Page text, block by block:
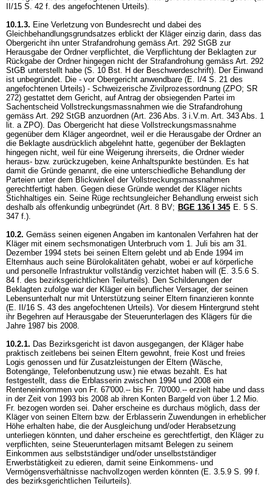
II/15 S. 42 f. des angefochtenen Urteils).
10.1.3. Eine Verletzung von Bundesrecht und dabei des
Gleichbehandlungsgrundsatzes erblickt der Kläger einzig darin, dass das
Obergericht ihn unter Strafandrohung gemäss Art. 292 StGB zur
Herausgabe der Ordner verpflichtet, die Verpflichtung der Beklagten zur
Rückgabe der Ordner hingegen nicht der Strafandrohung gemäss Art. 292
StGB unterstellt habe (S. 10 Bst. H der Beschwerdeschrift). Der Einwand
ist unbegründet. Die - vor Obergericht anwendbare (E. I/4 S. 21 des
angefochtenen Urteils) - Schweizerische Zivilprozessordnung (ZPO; SR
272) gestattet dem Gericht, auf Antrag der obsiegenden Partei im
Sachentscheid Vollstreckungsmassnahmen wie die Strafandrohung
gemäss Art. 292 StGB anzuordnen (Art. 236 Abs. 3 i.V.m. Art. 343 Abs. 1
lit. a ZPO). Das Obergericht hat diese Vollstreckungsmassnahme
gegenüber dem Kläger angeordnet, weil er die Herausgabe der Ordner an
die Beklagte ausdrücklich abgelehnt hatte, gegenüber der Beklagten
hingegen nicht, weil für eine Weigerung ihrerseits, die Ordner wieder
heraus- bzw. zurückzugeben, keine Anhaltspunkte bestünden. Es hat
damit die Gründe genannt, die eine unterschiedliche Behandlung der
Parteien unter dem Blickwinkel der Vollstreckungsmassnahmen
gerechtfertigt haben. Gegen diese Gründe wendet der Kläger nichts
Stichhaltiges ein. Seine Rüge rechtsungleicher Behandlung erweist sich
deshalb als offenkundig unbegründet (Art. 8 BV; BGE 136 I 345 E. 5 S.
347 f.).
10.2. Gemäss seinen eigenen Angaben im kantonalen Verfahren hat der
Kläger mit einem sechsmonatigen Unterbruch vom 1. Juli bis am 31.
Dezember 1994 stets bei seinen Eltern gelebt und ab Ende 1994 im
Elternhaus auch seine Bürolokalitäten gehabt, wobei er auf körperliche
und personelle Infrastruktur vollständig verzichtet haben will (E. 3.5.6 S.
84 f. des bezirksgerichtlichen Teilurteils). Den Schilderungen der
Beklagten zufolge war der Kläger ein beruflicher Versager, der seinen
Lebensunterhalt nur mit Unterstützung seiner Eltern finanzieren konnte
(E. II/16 S. 43 des angefochtenen Urteils). Vor diesem Hintergrund steht
ihr Begehren auf Herausgabe der Steuerunterlagen des Klägers für die
Jahre 1987 bis 2008.
10.2.1. Das Bezirksgericht ist davon ausgegangen, der Kläger habe
praktisch zeitlebens bei seinen Eltern gewohnt, freie Kost und freies
Logis genossen und für Zusatzleistungen der Eltern (Wäsche,
Botengänge, Telefonbenutzung usw.) nie etwas bezahlt. Es hat
festgestellt, dass die Erblasserin zwischen 1994 und 2008 ein
Renteneinkommen von Fr. 67'000.-- bis Fr. 70'000.-- erzielt habe und dass
in der Zeit von 1993 bis 2008 ab ihren Konten Bargeld von über 1.2 Mio.
Fr. bezogen worden sei. Daher erscheine es durchaus möglich, dass der
Kläger von seinen Eltern bzw. der Erblasserin Zuwendungen in erheblicher
Höhe erhalten habe, die der Ausgleichung und/oder Herabsetzung
unterliegen könnten, und daher erscheine es gerechtfertigt, den Kläger zu
verpflichten, seine Steuerunterlagen mitsamt Belegen zu seinem
Einkommen aus selbstständiger und/oder unselbstständiger
Erwerbstätigkeit zu edieren, damit seine Einkommens- und
Vermögensverhältnisse nachvollzogen werden könnten (E. 3.5.9 S. 99 f.
des bezirksgerichtlichen Teilurteils).